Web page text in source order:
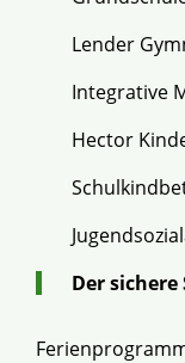
Lender
Integrative
Hector
Der sichere